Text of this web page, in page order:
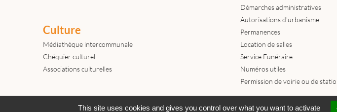
Culture
Médiathèque intercommunale
Chéquier culturel
Associations culturelles
Démarches administratives
Autorisations d'urbanisme
Permanences
Location de salles
Service Funéraire
Numéros utiles
Permission de voirie ou de
Actualités Archives Agenda Contactez-nous Mentions
This site uses cookies and gives you control over what you want to activate